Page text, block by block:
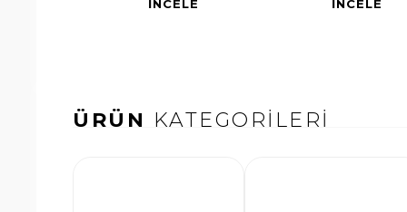
INCELE
INCELE
ÜRÜN KATEGORİLERİ